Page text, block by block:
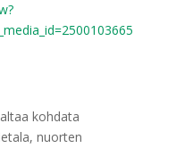
kohdata
nuorten